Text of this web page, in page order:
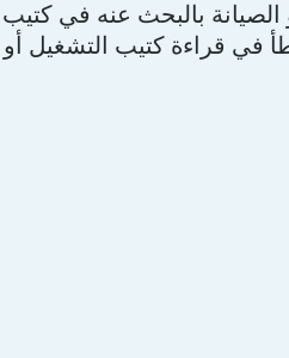
بالبحث عنه في
قراءة كتيب التشغيل أو